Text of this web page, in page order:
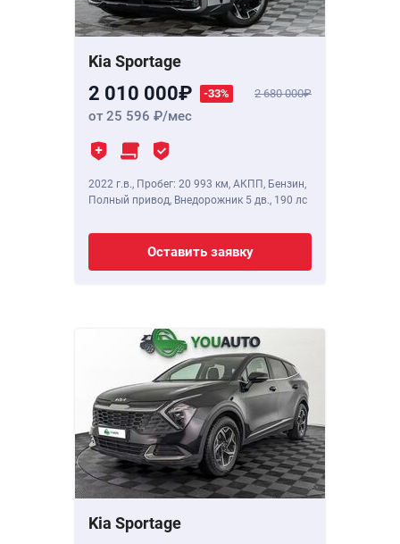
Kia Sportage
2 010 000 -33% 2 680 000
от 25 596 /мес
2022 г.в., Пробег: 20 993 км, АКПП, Бензин,
Полный привод, Внедорожник 5 дв., 190 лс
Оставить заявку
Kia Sportage